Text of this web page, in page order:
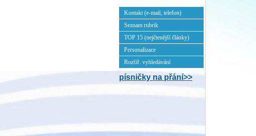
Kontakt (e-mail, telefon)
Seznam rubrik
TOP 15 (nejčtenější články)
Personalizace
Rozšíř. vyhledávání
písničky na přání>>